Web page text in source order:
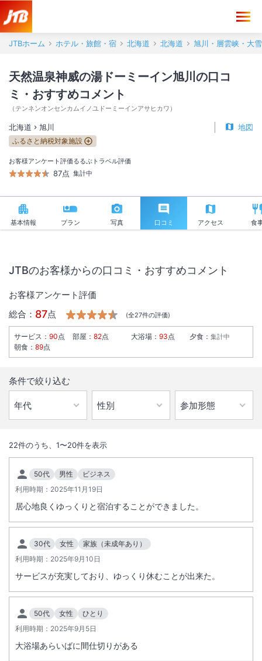
JTBホーム ホテル・旅館・宿 北海道 北海道 旭川・層雲峡・大
天然温泉神威の湯ドーミーイン旭川の口コ
ミ・おすすめコメント
（テンネンオンセンカムイノユドーミーインアサヒカワ ）
北海道 旭川 地図
ふるさと納税対象施設
お客様アンケート評価
87点
るるぶトラベル評価
集計中
基本情報 プラン 写真 口コミ アクセス 食
最上階に天然温泉の露天風呂を有し、季節によって変わる朝食では北海
道産の食材も味わえます。
大浴場あり
温泉
駐車場は先着順となります。満車の場合は近隣の駐車場をご紹介させて
いただきます（有料）。到着時間が遅れる場合は宿泊施設までご連絡を
お願いいたします。
JTBのお客様からの口コミ・おすすめコメント
お客様アンケート評価
総合： 87点 (全27件の評価)
サービス ： 90点 部屋 ： 82点 大浴場 ： 93点 夕食 ： 集計中
朝食 ： 89点
条件で絞り込む
22件のうち、 1〜20件を表示
50代 男性
ビジネス
利用時期： 2025年11月19日
居心地良くゆっくりと宿泊することができました。
30代 女性
家族（未成年あり）
利用時期： 2025年9月10日
サービスが充実しており、ゆっくり休むことが出来た。
50代 女性
ひとり
利用時期： 2025年9月5日
大浴場あらいばに間仕切りがある